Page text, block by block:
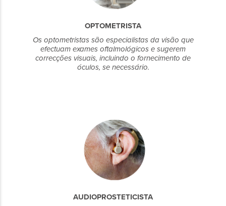
OPTOMETRISTA
Os optometristas são especialistas da visão que
efectuam exames oftalmológicos e sugerem
correcções visuais, incluindo o fornecimento de
óculos, se necessário.
AUDIOPROSTETICISTA